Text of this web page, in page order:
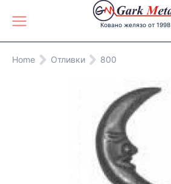
Ковано желязо от 1998
You are here:
Home Отливки 800